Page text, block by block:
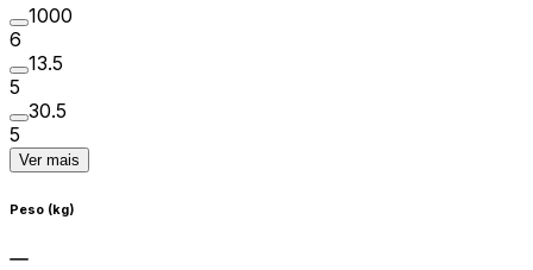
1000
6
13.5
5
30.5
5
Ver mais
Peso (kg)